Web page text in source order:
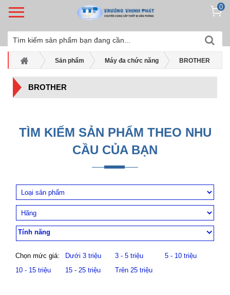
0
Sản phẩm Máy đa chức năng BROTHER
BROTHER
TÌM KIẾM SẢN PHẨM THEO NHU
CẦU CỦA BẠN
Tính năng
Chọn mức giá: Dưới 3 triệu 3 - 5 triệu
5 - 10 triệu
10 - 15 triệu
15 - 25 triệu Trên 25 triệu